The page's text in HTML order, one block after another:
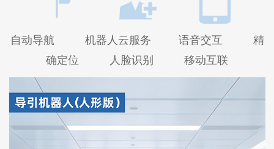
自动导航 机器人云服务 语音交互 精
确定位 人脸识别 移动互联